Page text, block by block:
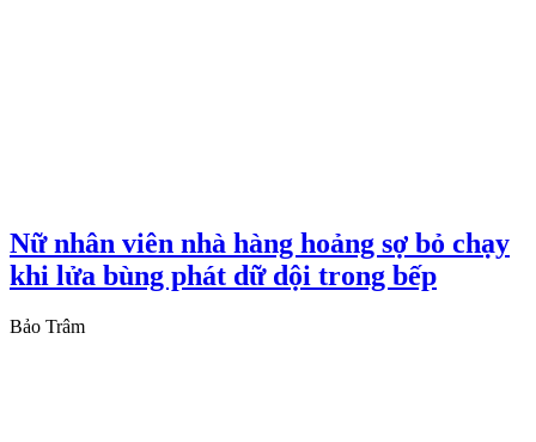
Nữ nhân viên nhà hàng hoảng sợ bỏ chạy
khi lửa bùng phát dữ dội trong bếp
Bảo Trâm